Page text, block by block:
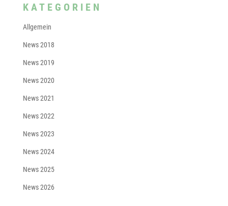
KATEGORIEN
Allgemein
News 2018
News 2019
News 2020
News 2021
News 2022
News 2023
News 2024
News 2025
News 2026